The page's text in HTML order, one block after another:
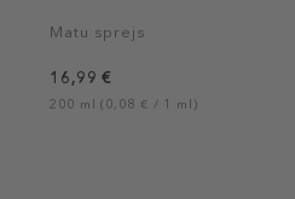
Matu sprejs
16,99 €
200 ml (0,08 € / 1 ml)